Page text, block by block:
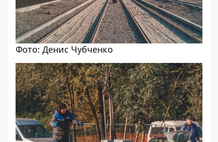
Фото: Денис Чубченко